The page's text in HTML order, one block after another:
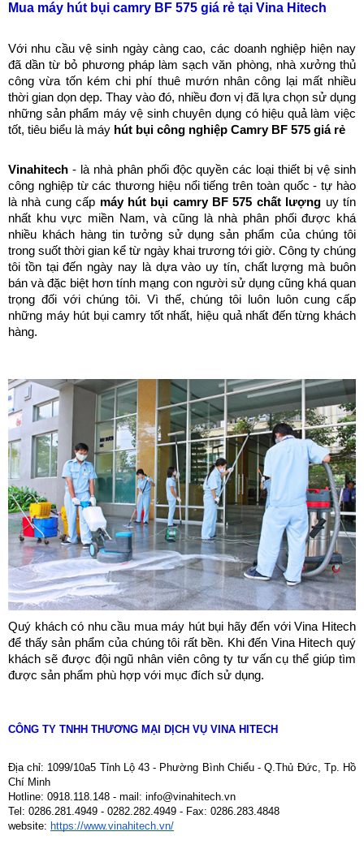
Mua máy hút bụi camry BF 575 giá rẻ tại Vina Hitech
Với nhu cầu vệ sinh ngày càng cao, các doanh nghiệp hiện nay
đã dần từ bỏ phương pháp làm sạch văn phòng, nhà xưởng thủ
công vừa tốn kém chi phí thuê mướn nhân công lại mất nhiều
thời gian dọn dẹp. Thay vào đó, nhiều đơn vị đã lựa chọn sử dụng
những sản phẩm máy vệ sinh chuyên dụng có hiệu quả làm việc
tốt, tiêu biểu là máy hút bụi công nghiệp Camry BF 575 giá rẻ
Vinahitech - là nhà phân phối độc quyền các loại thiết bị vệ sinh
công nghiệp từ các thương hiệu nổi tiếng trên toàn quốc - tự hào
là nhà cung cấp máy hút bụi camry BF 575 chất lượng uy tín
nhất khu vực miền Nam, và cũng là nhà phân phối được khá
nhiều khách hàng tin tưởng sử dụng sản phẩm của chúng tôi
trong suốt thời gian kể từ ngày khai trương tới giờ. Công ty chúng
tôi tồn tại đến ngày nay là dựa vào uy tín, chất lượng mà buôn
bán và đặc biệt hơn tính mạng con người sử dụng cũng khá quan
trọng đối với chúng tôi. Vì thế, chúng tôi luôn luôn cung cấp
những máy hút bụi camry tốt nhất, hiệu quả nhất đến từng khách
hàng.
Quý khách có nhu cầu mua máy hút bụi hãy đến với Vina Hitech
để thấy sản phẩm của chúng tôi rất bền. Khi đến Vina Hitech quý
khách sẽ được đội ngũ nhân viên công ty tư vấn cụ thể giúp tìm
được sản phẩm phù hợp với mục đích sử dụng.
CÔNG TY TNHH THƯƠNG MẠI DỊCH VỤ VINA HITECH
Địa chỉ: 1099/10a5 Tỉnh Lộ 43 - Phường Bình Chiểu - Q.Thủ Đức, Tp. Hồ
Chí Minh
Hotline: 0918.118.148 - mail: info@vinahitech.vn
Tel: 0286.281.4949 - 0282.282.4949 - Fax: 0286.283.4848
website: https://www.vinahitech.vn/